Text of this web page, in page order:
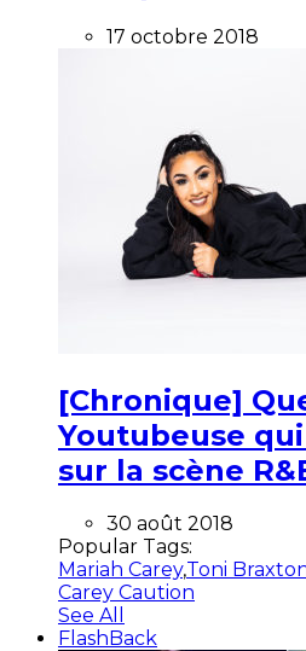
17 octobre 2018
[Chronique]
Youtubeuse
sur la scène
30 août 2018
Popular Tags:
Mariah Carey,Toni
Carey Caution
See All
FlashBack